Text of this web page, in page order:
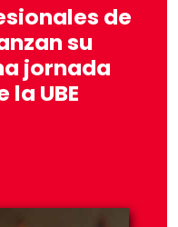
de
su
jornada
UBE